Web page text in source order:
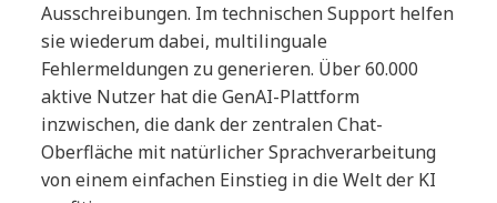
Ausschreibungen. Im technischen Support helfen
sie wiederum dabei, multilinguale
Fehlermeldungen zu generieren. Über 60.000
aktive Nutzer hat die GenAI-Plattform
inzwischen, die dank der zentralen Chat-
Oberfläche mit natürlicher Sprachverarbeitung
von einem einfachen Einstieg in die Welt der KI